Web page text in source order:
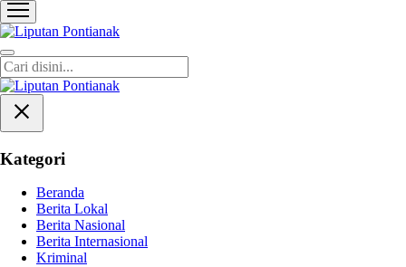
Liputan Pontianak
Berita Terkini dan TerUpdate
Kategori
Beranda
Berita Lokal
Berita Nasional
Berita Internasional
Kriminal